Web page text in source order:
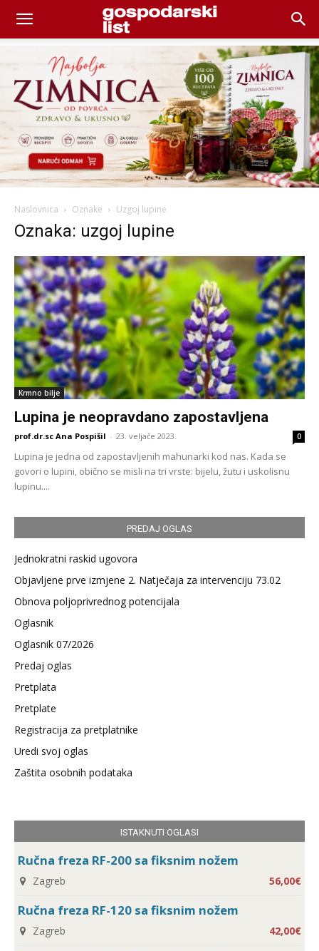
Naslovnica Oznake Uzgoj lupine
Oznaka: uzgoj lupine
Krmno bilje
Lupina je neopravdano zapostavljena
prof.dr.sc Ana Pospišil - 23. veljače 2023. 0
Lupina je jedna od zapostavljenih mahunarki kod nas. Kada se
govori o lupini, obično se misli na tri vrste: bijelu, žutu i uskolisnu
lupinu....
PREDAJ OGLAS
Jednokratni raskid ugovora
Objavljene prve izmjene 2. Natječaja za intervenciju 73.02
Obnova poljoprivrednog potencijala
Oglasnik
Oglasnik 07/2026
Predaj oglas
Pretplata
Pretplate
Registracija za pretplatnike
Uredi svoj oglas
Zaštita osobnih podataka
ISTAKNUTI OGLASI
Ručna freza RF-200 sa fiksnim nožem
Zagreb 56,00€
Ručna freza RF-120 sa fiksnim nožem
Zagreb 42,00€